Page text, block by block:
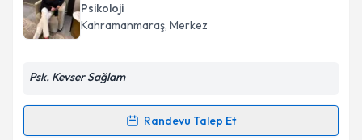
Psikoloji
Kahramanmaraş, Merkez
Psk. Kevser Sağlam
Randevu Talep Et
Randevu Takvimi Talebi